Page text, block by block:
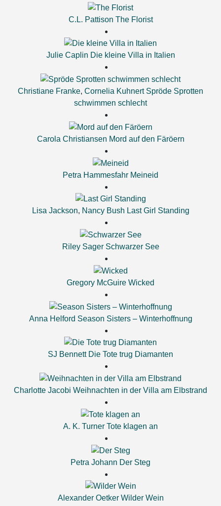
C.L. Pattison The Florist
Julie Caplin Die kleine Villa in Italien
Christiane Franke, Cornelia Kuhnert Spröde Sprotten
schwimmen schlecht
Carola Christiansen Mord auf den Färöern
Petra Hammesfahr Meineid
Lisa Jackson, Nancy Bush Last Girl Standing
Riley Sager Schwarzer See
Gregory McGuire Wicked
Anna Helford Season Sisters – Winterhoffnung
SJ Bennett Die Tote trug Diamanten
Charlotte Jacobi Weihnachten in der Villa am Elbstrand
A. K. Turner Tote klagen an
Petra Johann Der Steg
Alexander Oetker Wilder Wein